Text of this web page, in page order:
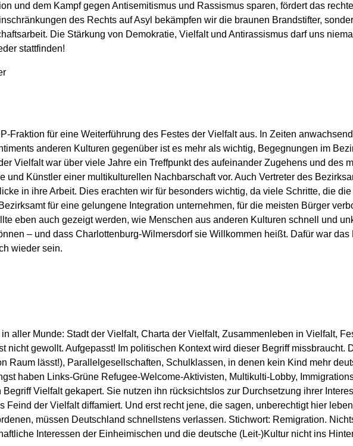
und dem Kampf gegen Antisemitismus und Rassismus sparen, fördert das
des Rechts auf Asyl bekämpfen wir die braunen Brandstifter,
Die Stärkung von Demokratie, Vielfalt und Antirassismus darf uns
stattfinden!
Fraktion für eine Weiterführung des Festes der Vielfalt aus. In Zeiten
anderen Kulturen gegenüber ist es mehr als wichtig, Begegnungen im
Vielfalt war über viele Jahre ein Treffpunkt des aufeinander Zugehens und des
und Künstler einer multikulturellen Nachbarschaft vor. Auch Vertreter des
in ihre Arbeit. Dies erachten wir für besonders wichtig, da viele Schritte, die die
für eine gelungene Integration unternehmen, für die meisten Bürger
eben auch gezeigt werden, wie Menschen aus anderen Kulturen schnell und
– und dass Charlottenburg-Wilmersdorf sie Willkommen heißt. Dafür war das
wieder sein.
aller Munde: Stadt der Vielfalt, Charta der Vielfalt, Zusammenleben in Vielfalt,
nicht gewollt. Aufgepasst! Im politischen Kontext wird dieser Begriff missbraucht.
Raum lässt!), Parallelgesellschaften, Schulklassen, in denen kein Kind mehr
haben Links-Grüne Refugee-Welcome-Aktivisten, Multikulti-Lobby,
Vielfalt gekapert. Sie nutzen ihn rücksichtslos zur Durchsetzung ihrer
Feind der Vielfalt diffamiert. Und erst recht jene, die sagen, unberechtigt hier
müssen Deutschland schnellstens verlassen. Stichwort: Remigration.
Interessen der Einheimischen und die deutsche (Leit-)Kultur nicht ins